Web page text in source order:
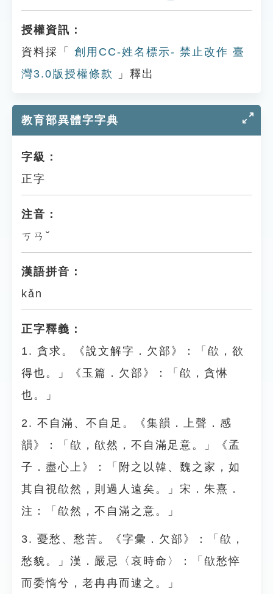
授權資訊：
資料採「
創用CC-姓名標示- 禁止改作 臺
灣3.0版授權條款
」釋出
教育部異體字字典
字級：
正字
注音：
ㄎㄢˇ
漢語拼音：
kǎn
正字釋義：
1. 貪求。《說文解字．欠部》：「欿，欲
得也。」《玉篇．欠部》：「欿，貪惏
也。」
2. 不自滿、不自足。《集韻．上聲．感
韻》：「欿，欿然，不自滿足意。」《孟
子．盡心上》：「附之以韓、魏之家，如
其自視欿然，則過人遠矣。」宋．朱熹．
注：「欿然，不自滿之意。」
3. 憂愁、愁苦。《字彙．欠部》：「欿，
愁貌。」漢．嚴忌〈哀時命〉：「欿愁悴
而委惰兮，老冉冉而逮之。」